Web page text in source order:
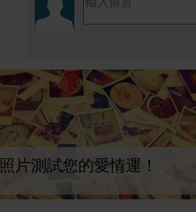
照片測試您的愛情運！